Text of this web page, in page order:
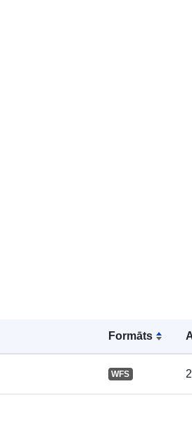
Formāts
WFS